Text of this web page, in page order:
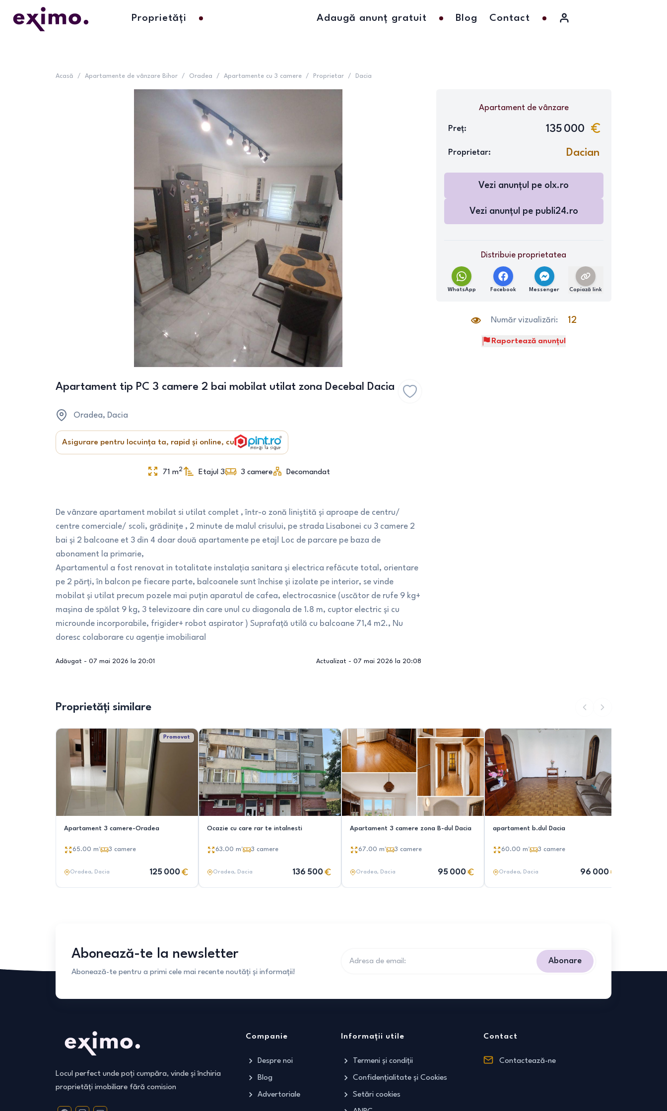
Proprietăți Adaugă anunț gratuit Blog Contact
Acasă / Apartamente de vânzare Bihor / Oradea / Apartamente cu 3 camere / Proprietar / Dacia
Apartament tip PC 3 camere 2 bai mobilat utilat zona Decebal Dacia
Oradea, Dacia
Asigurare pentru locuința ta, rapid și online, cu
71 m2 Etajul 3 3 camere Decomandat
De vânzare apartament mobilat si utilat complet , într-o zonă liniștită și aproape de centru/
centre comerciale/ scoli, grădinițe , 2 minute de malul crisului, pe strada Lisabonei cu 3 camere 2
bai și 2 balcoane et 3 din 4 doar două apartamente pe etaj! Loc de parcare pe baza de
abonament la primarie,
Apartamentul a fost renovat in totalitate instalația sanitara și electrica refăcute total, orientare
pe 2 părți, în balcon pe fiecare parte, balcoanele sunt închise și izolate pe interior, se vinde
mobilat și utilat precum pozele mai puțin aparatul de cafea, electrocasnice (uscător de rufe 9 kg+
mașina de spălat 9 kg, 3 televizoare din care unul cu diagonala de 1.8 m, cuptor electric și cu
microunde incorporabile, frigider+ robot aspirator ) Suprafață utilă cu balcoane 71,4 m2., Nu
doresc colaborare cu agenție imobiliara!
Adăugat - 07 mai 2026 la 20:01 Actualizat - 07 mai 2026 la 20:08
Apartamentde vânzare
Preț: 135 000
Proprietar: Dacian
Vezi anunțul pe olx.ro
Vezi anunțul pe publi24.ro
Distribuie proprietatea
WhatsApp Facebook Messenger Copiază link
Număr vizualizări: 12
Raportează anunțul
Proprietăți similare
Promovat
Apartament 3 camere-Oradea
65.00 m² 3 camere
Oradea, Dacia 125 000
Ocazie cu care rar te intalnesti
63.00 m² 3 camere
Oradea, Dacia 136 500
Apartament 3 camere zona B-dul Dacia
67.00 m² 3 camere
Oradea, Dacia 95 000
apartament b.dul Dacia
60.00 m² 3 camere
Oradea, Dacia 96 000
Abonează-te la newsletter
Abonează-te pentru a primi cele mai recente noutăți și informații!
Abonare
Locul perfect unde poți cumpăra, vinde și închiria
proprietăți imobiliare fără comision
Companie
Despre noi
Blog
Advertoriale
Informații utile
Termeni și condiții
Confidențialitate și Cookies
Setări cookies
Contact
Contactează-ne